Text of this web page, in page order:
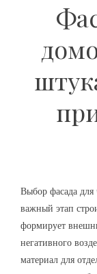
Выбор фасада для
важный этап
формирует
негативного
материал для